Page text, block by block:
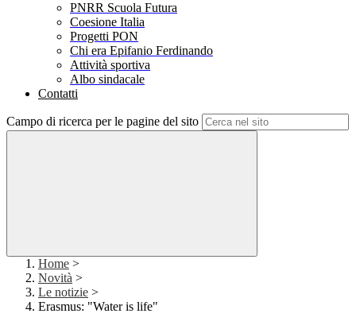
PNRR Scuola Futura
Coesione Italia
Progetti PON
Chi era Epifanio Ferdinando
Attività sportiva
Albo sindacale
Contatti
Campo di ricerca per le pagine del sito
Home >
Novità >
Le notizie >
Erasmus: "Water is life"